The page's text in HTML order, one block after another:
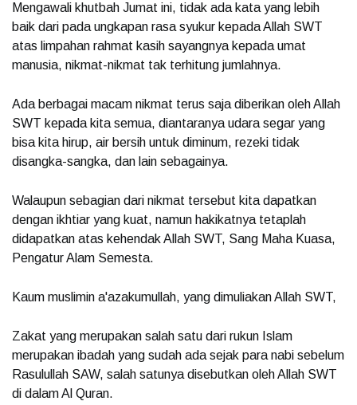
Mengawali khutbah Jumat ini, tidak ada kata yang lebih
baik dari pada ungkapan rasa syukur kepada Allah SWT
atas limpahan rahmat kasih sayangnya kepada umat
manusia, nikmat-nikmat tak terhitung jumlahnya.
Ada berbagai macam nikmat terus saja diberikan oleh Allah
SWT kepada kita semua, diantaranya udara segar yang
bisa kita hirup, air bersih untuk diminum, rezeki tidak
disangka-sangka, dan lain sebagainya.
Walaupun sebagian dari nikmat tersebut kita dapatkan
dengan ikhtiar yang kuat, namun hakikatnya tetaplah
didapatkan atas kehendak Allah SWT, Sang Maha Kuasa,
Pengatur Alam Semesta.
Kaum muslimin a'azakumullah, yang dimuliakan Allah SWT,
Zakat yang merupakan salah satu dari rukun Islam
merupakan ibadah yang sudah ada sejak para nabi sebelum
Rasulullah SAW, salah satunya disebutkan oleh Allah SWT
di dalam Al Quran.